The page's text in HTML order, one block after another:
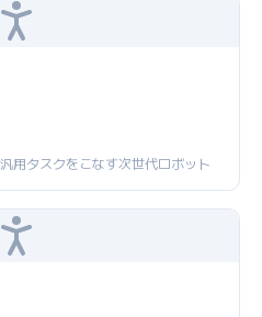
用タスクをこなす次世代ロボット